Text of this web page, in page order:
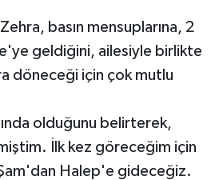
basın mensuplarına, 2
geldiğini, ailesiyle birlikte
döneceği için çok mutlu
olduğunu belirterek,
İlk kez göreceğim için
Halep'e gideceğiz.